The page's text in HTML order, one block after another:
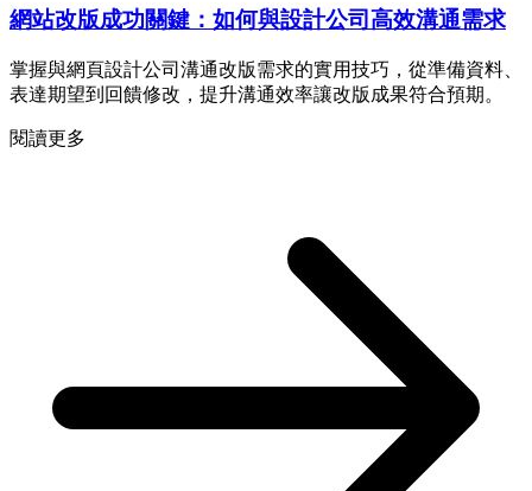
網站改版成功關鍵：如何與設計公司高效溝通需求
掌握與網頁設計公司溝通改版需求的實用技巧，從準備資料、
表達期望到回饋修改，提升溝通效率讓改版成果符合預期。
閱讀更多